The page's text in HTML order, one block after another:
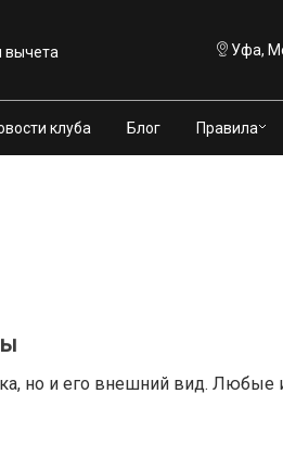
вычета Уфа,
клуба Блог Правила
но и его внешний вид.